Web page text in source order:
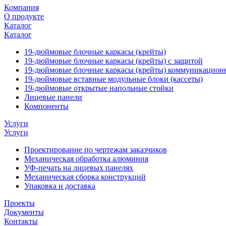
Компания
О продукте
Каталог
Каталог
19-дюймовые блочные каркасы (крейты)
19-дюймовые блочные каркасы (крейты) с защитой
19-дюймовые блочные каркасы (крейты)
19-дюймовые вставные модульные блоки (кассеты)
19-дюймовые открытые напольные стойки
Лицевые панели
Компоненты
Услуги
Услуги
Проектирование по чертежам заказчиков
Механическая обработка алюминия
УФ-печать на лицевых панелях
Механическая сборка конструкций
Упаковка и доставка
Проекты
Документы
Контакты